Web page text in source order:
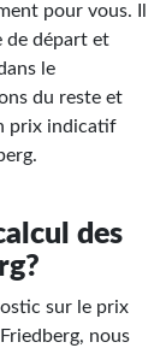
pour vous. Il
de départ et
le
du reste et
prix indicatif
des
sur le prix
nous